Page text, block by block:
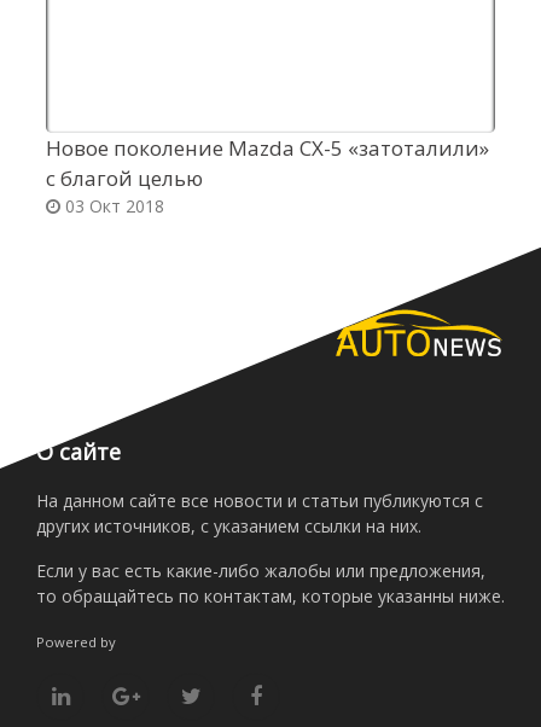
Новое поколение Mazda CX-5 «затоталили»
с благой целью
03 Окт 2018
О сайте
На данном сайте все новости и статьи публикуются с
других источников, с указанием ссылки на них.
Если у вас есть какие-либо жалобы или предложения,
то обращайтесь по контактам, которые указанны ниже.
Powered by